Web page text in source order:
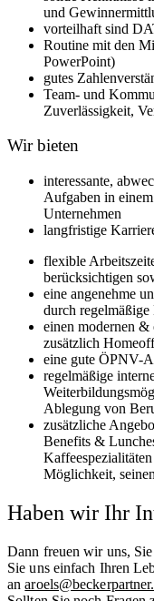
und
vorteilhaft sind
Routine mit den
PowerPoint)
gutes
Team- und
Zuverlässigkeit,
Wir bieten
interessante,
Aufgaben in
Unternehmen
langfristige
flexible
berücksichtigen
eine angenehme
durch
einen modernen &
zusätzlich
eine gute ÖPNV-
regelmäßige
Ablegung von
zusätzliche
Benefits &
Möglichkeit,
Haben wir Ihr
Dann freuen wir uns,
Sie uns einfach Ihren
an